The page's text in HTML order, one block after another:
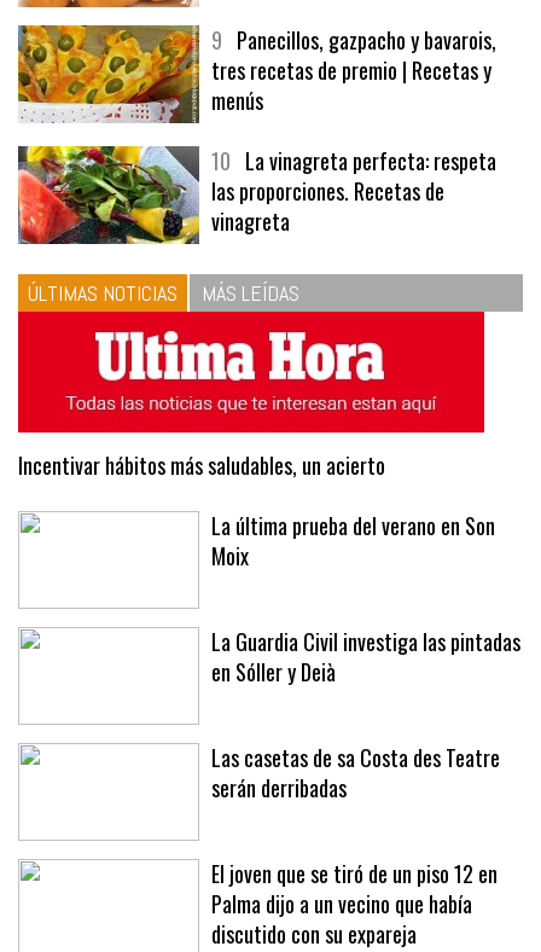
9 Panecillos, gazpacho y bavarois,
tres recetas de premio | Recetas y
menús
10 La vinagreta perfecta: respeta
las proporciones. Recetas de
vinagreta
ÚLTIMAS NOTICIAS MÁS LEÍDAS
Incentivar hábitos más saludables, un acierto
La última prueba del verano en Son
Moix
La Guardia Civil investiga las pintadas
en Sóller y Deià
Las casetas de sa Costa des Teatre
serán derribadas
El joven que se tiró de un piso 12 en
Palma dijo a un vecino que había
discutido con su expareja